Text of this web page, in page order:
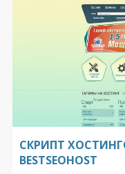
СКРИПТ
BESTSEOHOST